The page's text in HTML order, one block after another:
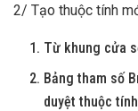
2/ Tạo thuộc tính
Từ khung cửa
Bảng tham số
duyệt thuộc